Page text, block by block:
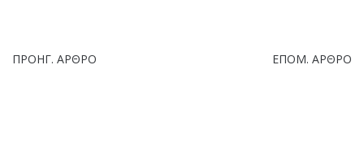
ΠΡΟΗΓ. ΆΡΘΡΟ ΕΠΌΜ. ΆΡΘΡΟ